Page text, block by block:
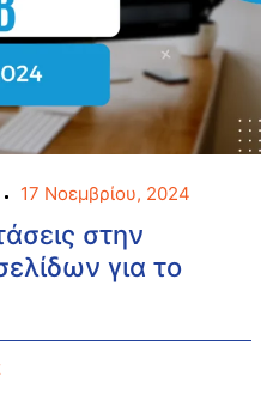
17 Νοεμβρίου, 2024
στην
για το